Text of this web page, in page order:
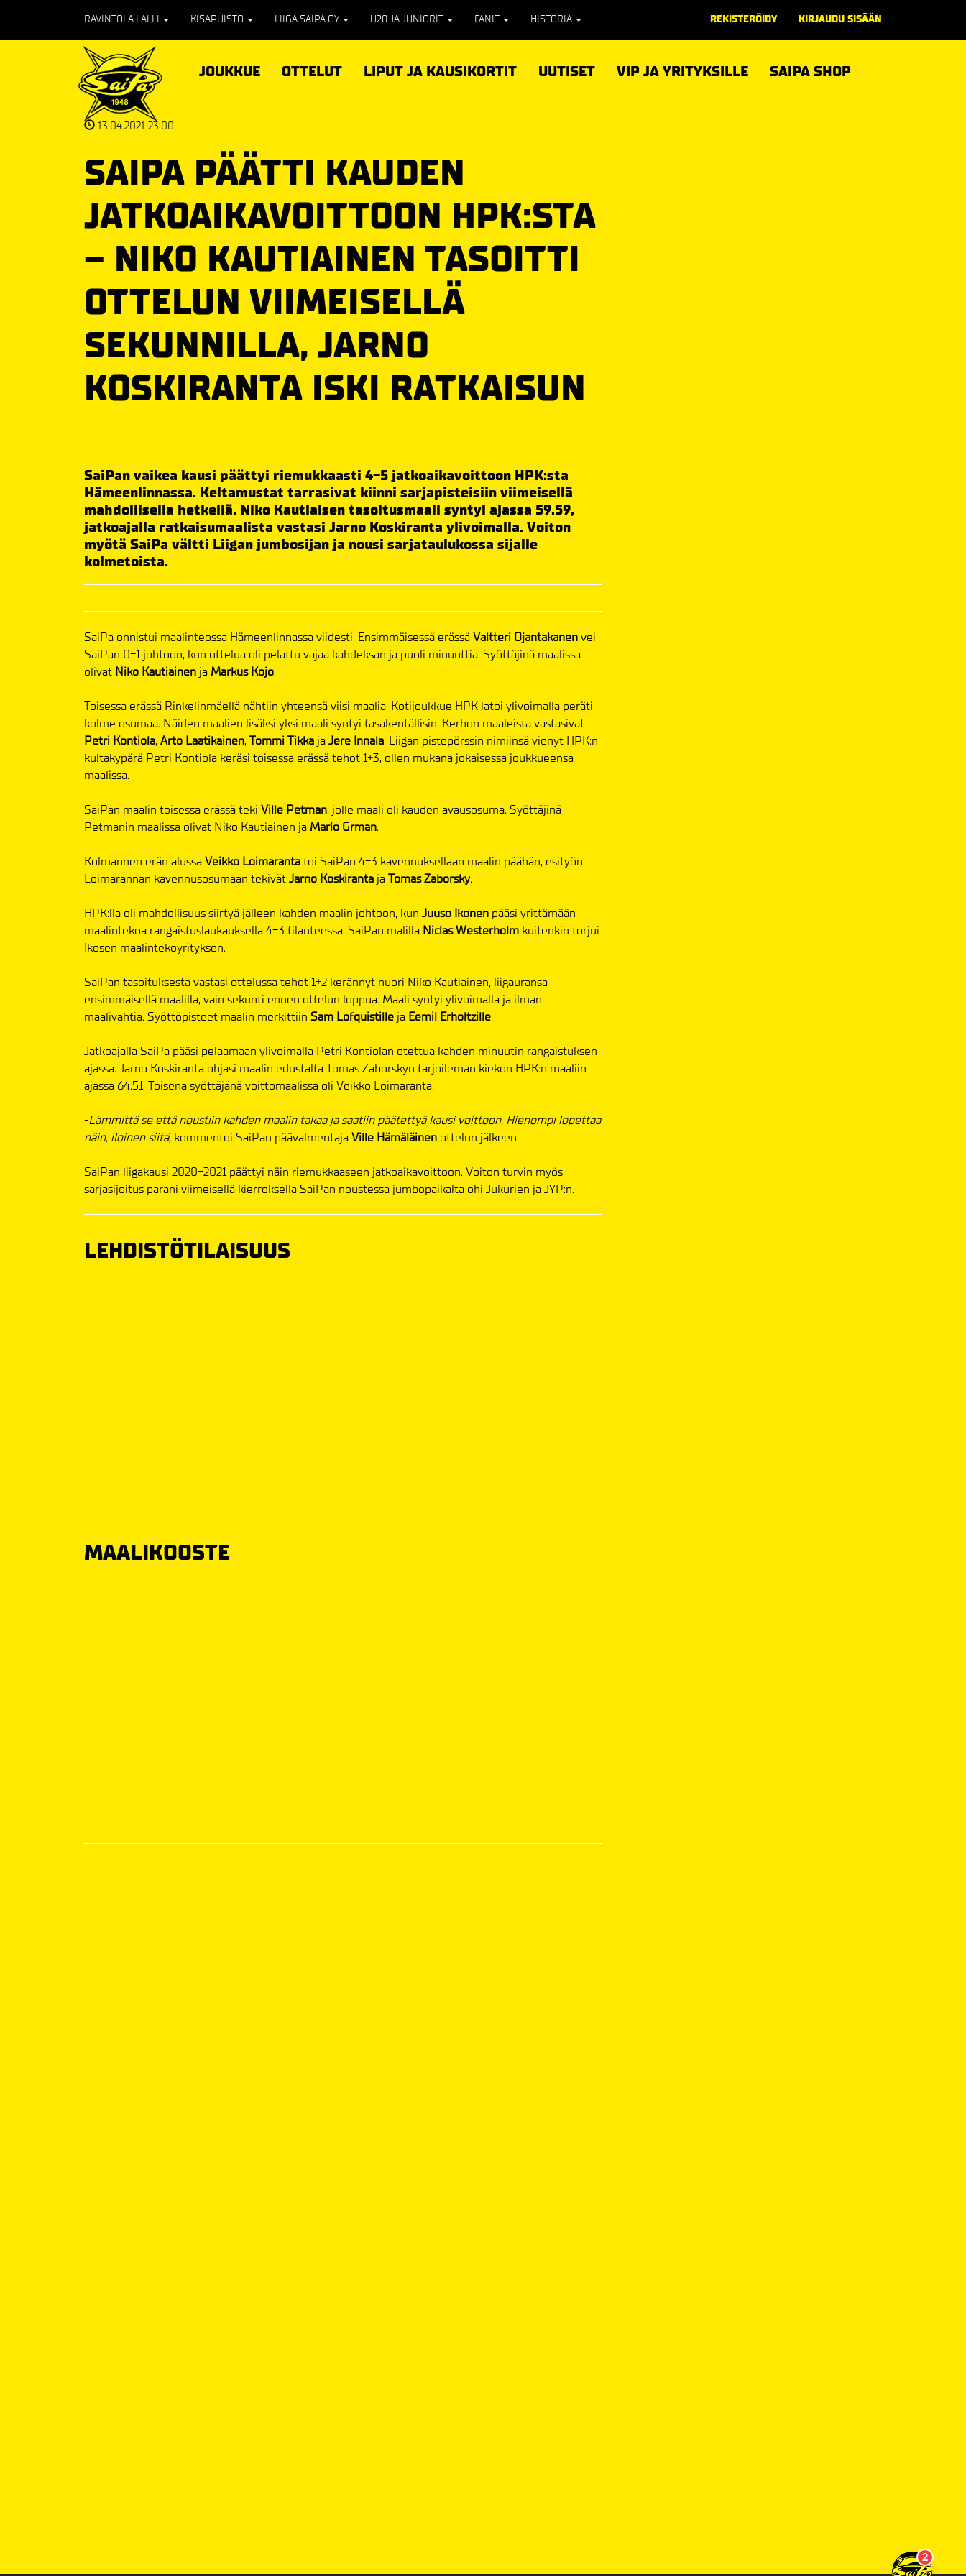
RAVINTOLA LALLI KISAPUISTO LIIGA SAIPA OY U20 JA JUNIORIT FANIT HISTORIA REKISTERÖIDY KIRJAUDU SISÄÄN
JOUKKUE OTTELUT LIPUT JA KAUSIKORTIT UUTISET VIP JA YRITYKSILLE SAIPA SHOP
13.04.2021 23:00
SAIPA PÄÄTTI KAUDEN
JATKOAIKAVOITTOON HPK:STA
– NIKO KAUTIAINEN TASOITTI
OTTELUN VIIMEISELLÄ
SEKUNNILLA, JARNO
KOSKIRANTA ISKI RATKAISUN
SaiPan vaikea kausi päättyi riemukkaasti 4-5 jatkoaikavoittoon HPK:sta
Hämeenlinnassa. Keltamustat tarrasivat kiinni sarjapisteisiin viimeisellä
mahdollisella hetkellä. Niko Kautiaisen tasoitusmaali syntyi ajassa 59.59,
jatkoajalla ratkaisumaalista vastasi Jarno Koskiranta ylivoimalla. Voiton
myötä SaiPa vältti Liigan jumbosijan ja nousi sarjataulukossa sijalle
kolmetoista.
SaiPa onnistui maalinteossa Hämeenlinnassa viidesti. Ensimmäisessä erässäValtteri Ojantakanenvei
SaiPan 0-1 johtoon, kun ottelua oli pelattu vajaa kahdeksan ja puoli minuuttia. Syöttäjinä maalissa
olivat Niko Kautiainen ja Markus Kojo.
Toisessa erässä Rinkelinmäellä nähtiin yhteensä viisi maalia. Kotijoukkue HPK latoi ylivoimalla peräti
kolme osumaa. Näiden maalien lisäksi yksi maali syntyi tasakentällisin. Kerhon maaleista vastasivat
Petri Kontiola, Arto Laatikainen, Tommi Tikka jaJere Innala. Liigan pistepörssin nimiinsä vienyt HPK:n
kultakypärä Petri Kontiola keräsi toisessa erässä tehot 1+3, ollen mukana jokaisessa joukkueensa
maalissa.
SaiPan maalin toisessa erässä teki Ville Petman, jolle maali oli kauden avausosuma. Syöttäjinä
Petmanin maalissa olivat Niko Kautiainen ja Mario Grman.
Kolmannen erän alussaVeikko Loimarantatoi SaiPan 4-3 kavennuksellaan maalin päähän, esityön
Loimarannan kavennusosumaan tekivätJarno Koskiranta jaTomas Zaborsky.
HPK:lla oli mahdollisuus siirtyä jälleen kahden maalin johtoon, kun Juuso Ikonen pääsi yrittämään
maalintekoa rangaistuslaukauksella 4-3 tilanteessa. SaiPan malilla Niclas Westerholm kuitenkin torjui
Ikosen maalintekoyrityksen.
SaiPan tasoituksesta vastasi ottelussa tehot 1+2 kerännyt nuori Niko Kautiainen, liigauransa
ensimmäisellä maalilla, vain sekunti ennen ottelun loppua. Maali syntyi ylivoimalla ja ilman
maalivahtia. Syöttöpisteet maalin merkittiin Sam Lofquistille ja Eemil Erholtzille.
Jatkoajalla SaiPa pääsi pelaamaan ylivoimalla Petri Kontiolan otettua kahden minuutin rangaistuksen
ajassa. Jarno Koskiranta ohjasi maalin edustalta Tomas Zaborskyn tarjoileman kiekon HPK:n maaliin
ajassa 64.51. Toisena syöttäjänä voittomaalissa oli Veikko Loimaranta.
-Lämmittä se että noustiin kahden maalin takaa ja saatiin päätettyä kausi voittoon. Hienompi lopettaa
näin, iloinen siitä, kommentoi SaiPan päävalmentajaVille Hämäläinen ottelun jälkeen
SaiPan liigakausi 2020-2021 päättyi näin riemukkaaseen jatkoaikavoittoon. Voiton turvin myös
sarjasijoitus parani viimeisellä kierroksella SaiPan noustessa jumbopaikalta ohi Jukurien ja JYP:n.
LEHDISTÖTILAISUUS
MAALIKOOSTE